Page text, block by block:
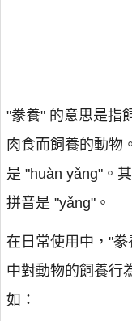
"豢養" 的意思是指
肉食而飼養的動物
是 "huàn yǎng"。
拼音是 "yǎng"。
在日常使用中，"
中對動物的飼養行
如：